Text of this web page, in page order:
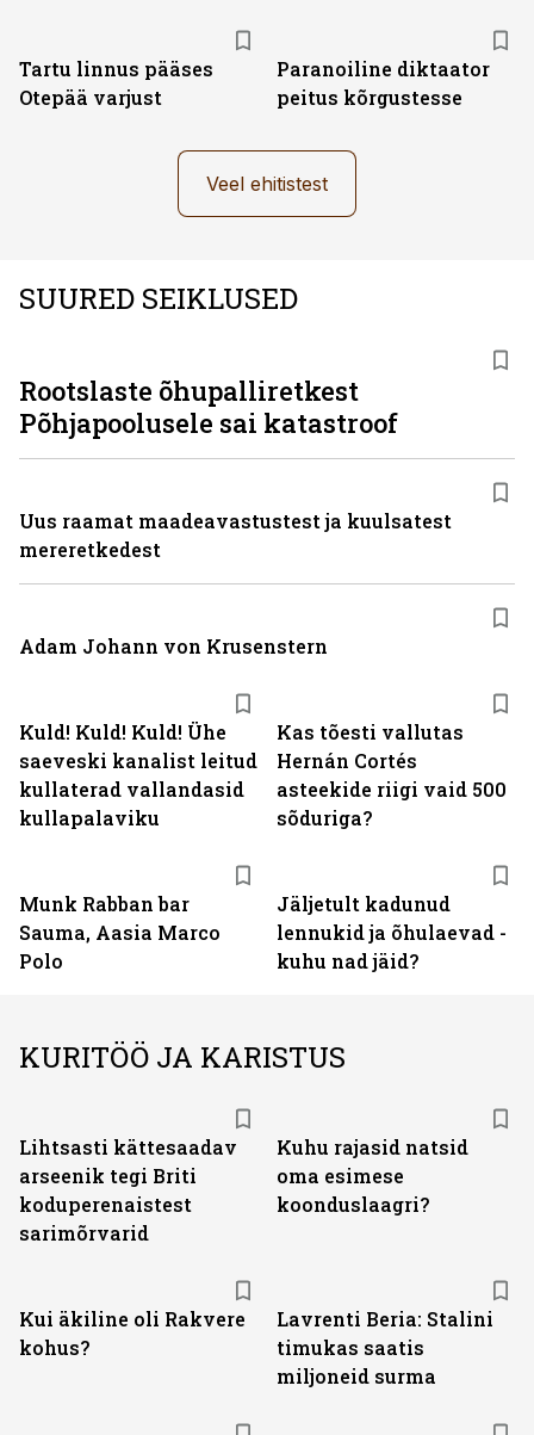
Tartu linnus pääses
Otepää varjust
Paranoiline diktaator
peitus kõrgustesse
Veel ehitistest
SUURED SEIKLUSED
Kuld! Kuld! Kuld! Ühe
saeveski kanalist leitud
kullaterad vallandasid
kullapalaviku
Kas tõesti vallutas
Hernán Cortés
asteekide riigi vaid 500
sõduriga?
Munk Rabban bar
Sauma, Aasia Marco
Polo
Jäljetult kadunud
lennukid ja õhulaevad -
kuhu nad jäid?
Rootslaste õhupalliretkest
Põhjapoolusele sai katastroof
Uus raamat maadeavastustest ja kuulsatest
mereretkedest
Adam Johann von Krusenstern
KURITÖÖ JA KARISTUS
Lihtsasti kättesaadav
arseenik tegi Briti
koduperenaistest
sarimõrvarid
Kuhu rajasid natsid
oma esimese
koonduslaagri?
Kui äkiline oli Rakvere
kohus?
Lavrenti Beria: Stalini
timukas saatis
miljoneid surma